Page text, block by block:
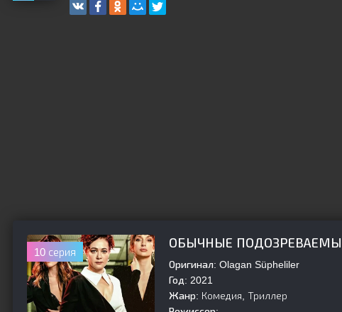
10 серия
ОБЫЧНЫЕ
Оригинал: Olagan Süpheliler
Год: 2021
Жанр: Комедия, Триллер